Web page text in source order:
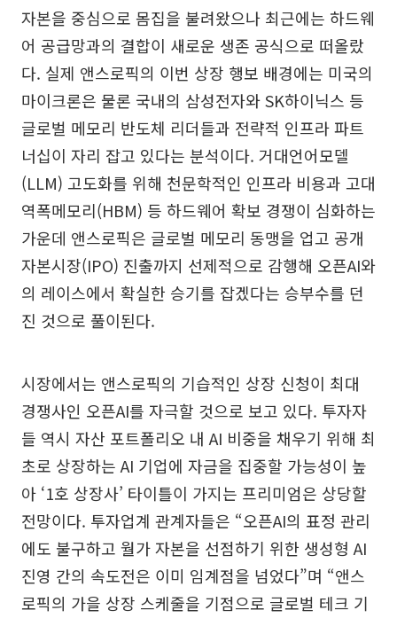
자본을 중심으로 몸집을 불려왔으나 최근에는 하드웨
어 공급망과의 결합이 새로운 생존 공식으로 떠올랐
다. 실제 앤스로픽의 이번 상장 행보 배경에는 미국의
마이크론은 물론 국내의 삼성전자와 SK하이닉스 등
글로벌 메모리 반도체 리더들과 전략적 인프라 파트
너십이 자리 잡고 있다는 분석이다. 거대언어모델
(LLM) 고도화를 위해 천문학적인 인프라 비용과 고대
역폭메모리(HBM) 등 하드웨어 확보 경쟁이 심화하는
가운데 앤스로픽은 글로벌 메모리 동맹을 업고 공개
자본시장(IPO) 진출까지 선제적으로 감행해 오픈AI와
의 레이스에서 확실한 승기를 잡겠다는 승부수를 던
진 것으로 풀이된다.
시장에서는 앤스로픽의 기습적인 상장 신청이 최대
경쟁사인 오픈AI를 자극할 것으로 보고 있다. 투자자
들 역시 자산 포트폴리오 내 AI 비중을 채우기 위해 최
초로 상장하는 AI 기업에 자금을 집중할 가능성이 높
아 ‘1호 상장사’ 타이틀이 가지는 프리미엄은 상당할
전망이다. 투자업계 관계자들은 “오픈AI의 표정 관리
에도 불구하고 월가 자본을 선점하기 위한 생성형 AI
진영 간의 속도전은 이미 임계점을 넘었다”며 “앤스
로픽의 가을 상장 스케줄을 기점으로 글로벌 테크 기